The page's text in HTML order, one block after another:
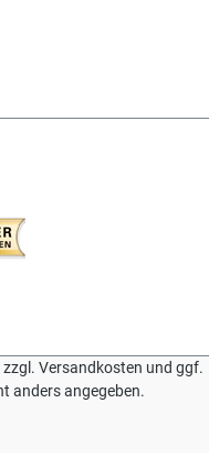
Versandkosten und ggf.
anders angegeben.